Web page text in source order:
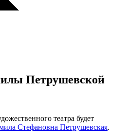
Петрушевской
театра будет
Стефановна Петрушевская.